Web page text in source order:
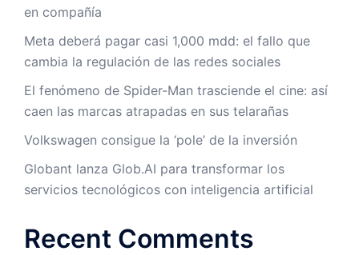
en compañía
Meta deberá pagar casi 1,000 mdd: el fallo que
cambia la regulación de las redes sociales
El fenómeno de Spider-Man trasciende el cine: así
caen las marcas atrapadas en sus telarañas
Volkswagen consigue la ‘pole’ de la inversión
Globant lanza Glob.AI para transformar los
servicios tecnológicos con inteligencia artificial
Recent Comments